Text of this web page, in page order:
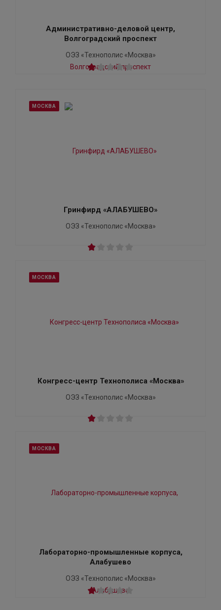
Административно-деловой центр,
Волгоградский проспект
ОЭЗ «Технополис «Москва»
МОСКВА
Гринфирд «АЛАБУШЕВО»
ОЭЗ «Технополис «Москва»
МОСКВА
Конгресс-центр Технополиса «Москва»
ОЭЗ «Технополис «Москва»
МОСКВА
Лабораторно-промышленные корпуса,
Алабушево
ОЭЗ «Технополис «Москва»